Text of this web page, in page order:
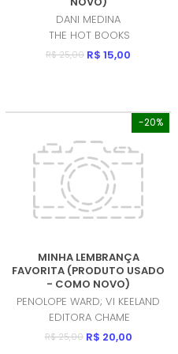
DANI MEDINA
THE HOT BOOKS
R$ 25,00 R$ 15,00
-20%
MINHA LEMBRANÇA
FAVORITA (PRODUTO USADO
- COMO NOVO)
PENOLOPE WARD; VI KEELAND
EDITORA CHAME
R$ 25,00 R$ 20,00